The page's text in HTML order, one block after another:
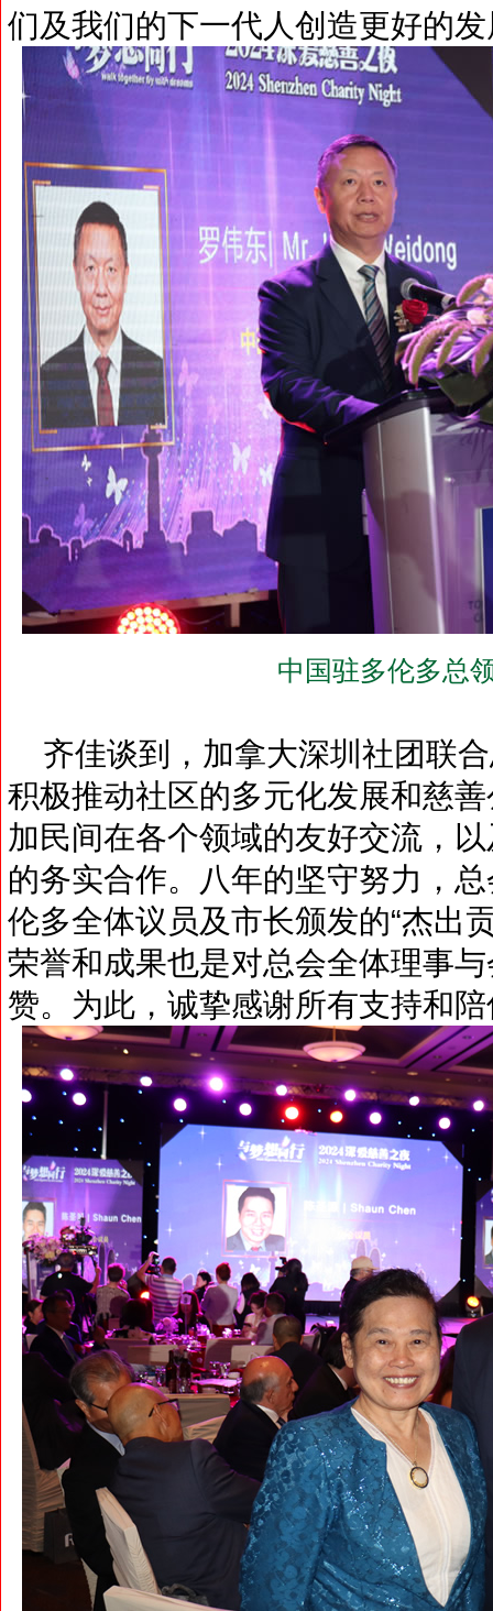
们及我们的下一代人创造更好的
中国驻多伦多总
齐佳谈到，加拿大深圳社团联
积极推动社区的多元化发展和慈
加民间在各个领域的友好交流，
的务实合作。八年的坚守努力，
伦多全体议员及市长颁发的“杰出
荣誉和成果也是对总会全体理事
赞。为此，诚挚感谢所有支持和